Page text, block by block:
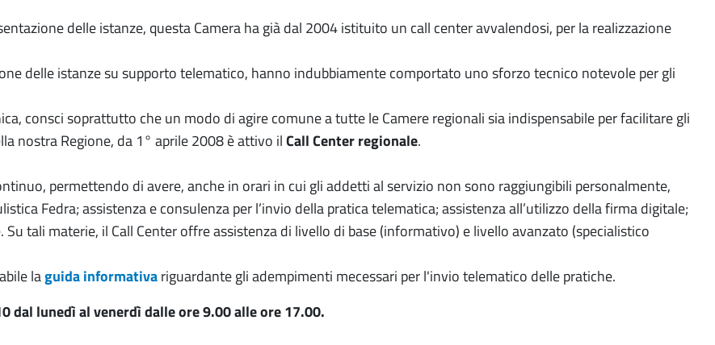
delle istanze, questa Camera ha già dal 2004 istituito un call center avvalendosi, per la realizzazione
delle istanze su supporto telematico, hanno indubbiamente comportato uno sforzo tecnico notevole per gli
consci soprattutto che un modo di agire comune a tutte le Camere regionali sia indispensabile per facilitare gli
nostra Regione, da 1° aprile 2008 è attivo ilCall Center regionale.
permettendo di avere, anche in orari in cui gli addetti al servizio non sono raggiungibili personalmente,
Fedra; assistenza e consulenza per l’invio della pratica telematica; assistenza all’utilizzo della firma digitale;
tali materie, il Call Center offre assistenza di livello di base (informativo) e livello avanzato (specialistico
laguida informativariguardante gli adempimenti mecessari per l'invio telematico delle pratiche.
dal lunedì al venerdì dalle ore 9.00 alle ore 17.00.